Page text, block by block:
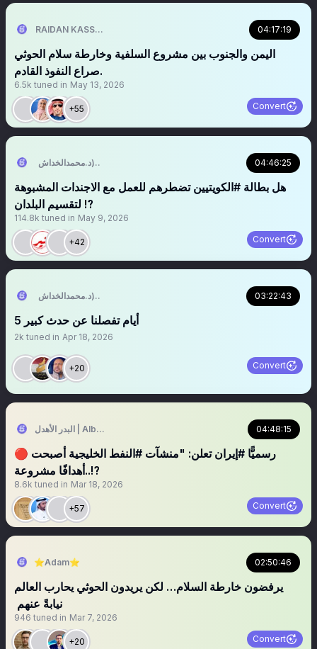
04:17:19
اليمن والجنوب بين مشروع السلفية وخارطة سلام الحوثي
صراع النفوذ القادم.
6.5k tuned in May 13, 2026
+55 Convert
04:46:25
هل بطالة #الكويتيين تضطرهم للعمل مع الاجندات المشبوهة
لتقسيم البلدان ⁉️
114.8k tuned in May 9, 2026
+42 Convert
03:22:43
5 أيام تفصلنا عن حدث كبير
2k tuned in Apr 18, 2026
+20 Convert
البدر الأهدل | Albadr Alahdal 04:48:15
🔴 رسميًّا #إيران تعلن: "منشآت #النفط الخليجية أصبحت
أهدافًا مشروعة..⁉️
8.6k tuned in Mar 18, 2026
+57 Convert
⭐️Adam⭐️ 02:50:46
‏‏‏يرفضون خارطة السلام… لكن يريدون الحوثي يحارب العالم
نيابةً عنهم ‏‏‏
946 tuned in Mar 7, 2026
+20 Convert